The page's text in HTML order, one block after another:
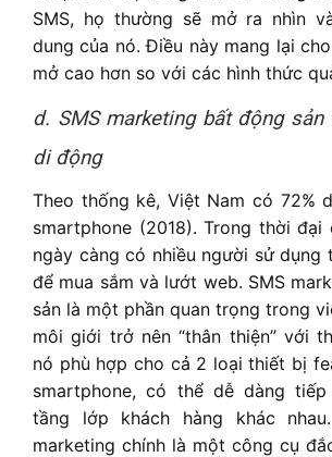
SMS, họ thường sẽ mở ra nhìn
dung của nó. Điều này mang lại
mở cao hơn so với các hình thức
d. SMS marketing bất động
di động
Theo thống kê, Việt Nam có 72%
smartphone (2018). Trong thời đại
ngày càng có nhiều người sử dụng
để mua sắm và lướt web. SMS
sản là một phần quan trọng trong
môi giới trở nên “thân thiện” với
nó phù hợp cho cả 2 loại thiết bị
smartphone, có thể dễ dàng
tầng lớp khách hàng khác
marketing chính là một công cụ